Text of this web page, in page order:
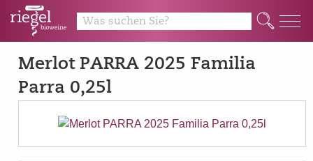
Q
Merlot PARRA 2025 Familia
Parra 0,25l